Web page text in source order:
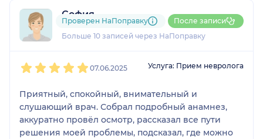
София
4 отзываи1 оценка
Больше 10 записей через НаПоправку
Проверен НаПоправку После записи
07.06.2025 Услуга: Прием невролога
Приятный, спокойный, внимательный и
слушающий врач. Собрал подробный анамнез,
аккуратно провёл осмотр, рассказал все пути
решения моей проблемы, подсказал, где можно